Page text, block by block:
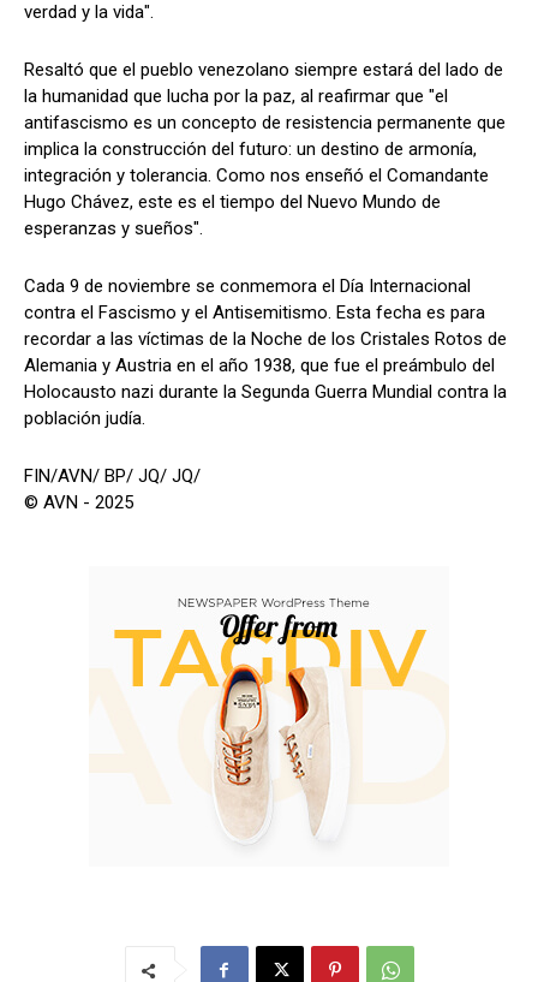
verdad y la vida".
Resaltó que el pueblo venezolano siempre estará del lado de
la humanidad que lucha por la paz, al reafirmar que "el
antifascismo es un concepto de resistencia permanente que
implica la construcción del futuro: un destino de armonía,
integración y tolerancia. Como nos enseñó el Comandante
Hugo Chávez, este es el tiempo del Nuevo Mundo de
esperanzas y sueños".
Cada 9 de noviembre se conmemora el Día Internacional
contra el Fascismo y el Antisemitismo. Esta fecha es para
recordar a las víctimas de la Noche de los Cristales Rotos de
Alemania y Austria en el año 1938, que fue el preámbulo del
Holocausto nazi durante la Segunda Guerra Mundial contra la
población judía.
FIN/AVN/ BP/ JQ/ JQ/
© AVN - 2025